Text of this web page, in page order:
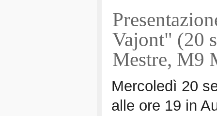
Vajont" (20
Mestre, M9
Mercoledì 20
alle ore 19 in